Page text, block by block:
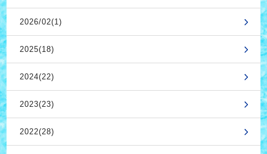
2026/02(1)
2025(18)
2024(22)
2023(23)
2022(28)